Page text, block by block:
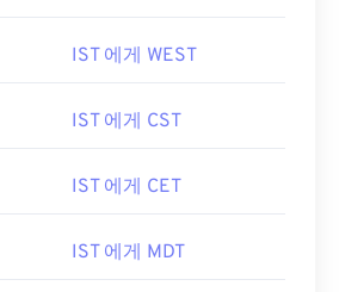
IST 에게 WEST
IST 에게 CST
IST 에게 CET
IST 에게 MDT